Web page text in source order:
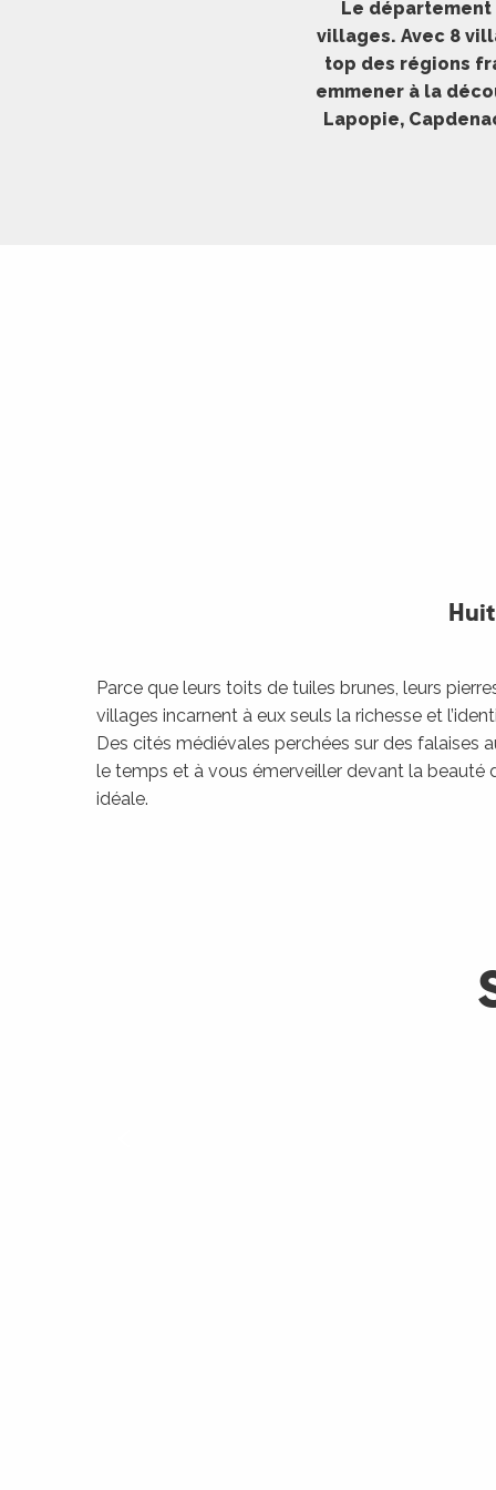
Le
villages. Avec 8
top des régions
emmener à la
Lapopie,
Parce que leurs toits de tuiles brunes, leurs
villages incarnent à eux seuls la richesse et
Des cités médiévales perchées sur des falaises
le temps et à vous émerveiller devant la beauté
idéale.